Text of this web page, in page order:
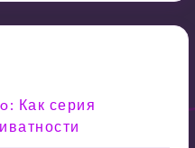
Как серия